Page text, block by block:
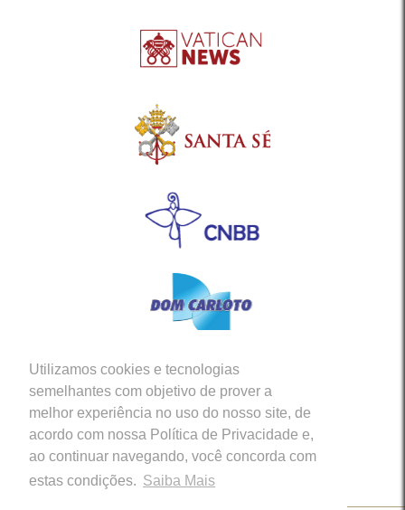
Utilizamos cookies e tecnologias
semelhantes com objetivo de prover a
melhor experiência no uso do nosso site, de
acordo com nossa Política de Privacidade e,
ao continuar navegando, você concorda com
estas condições. Saiba Mais
Siga-nos em nossas Redes Sociais